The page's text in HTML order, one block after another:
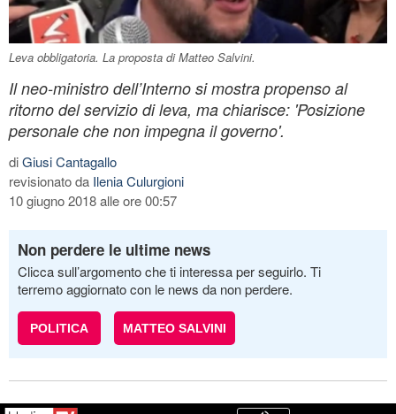
Leva obbligatoria. La proposta di Matteo Salvini.
Il neo-ministro dell’Interno si mostra propenso al
ritorno del servizio di leva, ma chiarisce: 'Posizione
personale che non impegna il governo'.
diGiusi Cantagallo
revisionato da Ilenia Culurgioni
10 giugno 2018 alle ore 00:57
Non perdere le ultime news
Clicca sull’argomento che ti interessa per seguirlo. Ti
terremo aggiornato con le news da non perdere.
POLITICA MATTEO SALVINI